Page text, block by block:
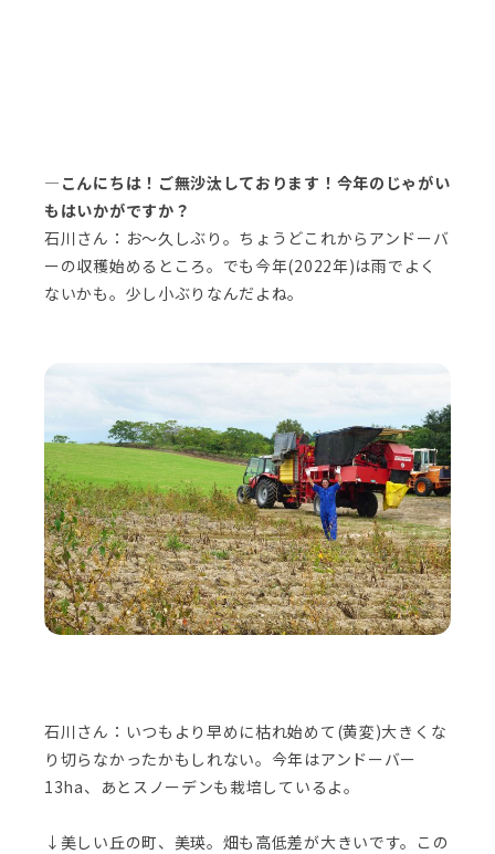
―こんにちは！ご無沙汰しております！今年のじゃがい
もはいかがですか？
石川さん：お～久しぶり。ちょうどこれからアンドーバ
ーの収穫始めるところ。でも今年(2022年)は雨でよく
ないかも。少し小ぶりなんだよね。
石川さん：いつもより早めに枯れ始めて(黄変)大きくな
り切らなかったかもしれない。今年はアンドーバー
13ha、あとスノーデンも栽培しているよ。
↓美しい丘の町、美瑛。畑も高低差が大きいです。この